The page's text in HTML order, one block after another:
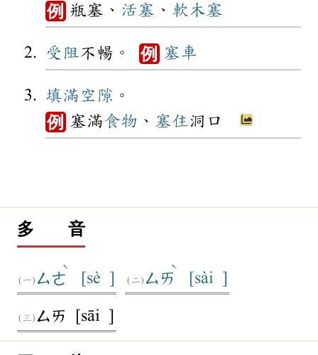
例 瓶塞、 活塞 、 軟木塞
受阻不暢。 例 塞車
填滿 空隙 。
例 塞滿食物 、 塞住 洞口
多 音
ㄙㄜ
ˋ
[sè ] ㄙㄞ
ˋ
[sài ]
ㄙㄞ [sāi ]